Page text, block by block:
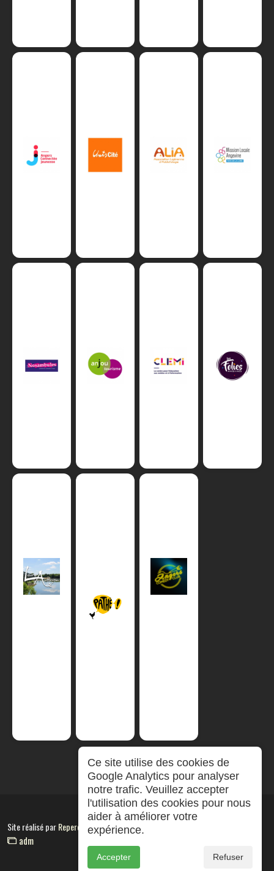
Site réalisé parRepereCom
adm
Ce site utilise des cookies de
Google Analytics pour analyser
notre trafic. Veuillez accepter
l'utilisation des cookies pour nous
aider à améliorer votre
expérience.
Accepter Refuser